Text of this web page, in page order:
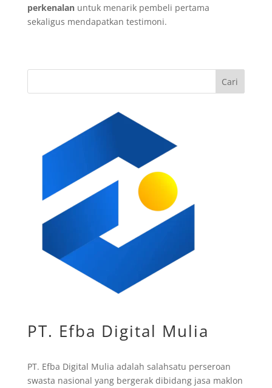
perkenalanuntuk menarik pembeli pertama
sekaligus mendapatkan testimoni.
Cari
PT. Efba Digital Mulia
PT. Efba Digital Mulia adalah salahsatu perseroan
swasta nasional yang bergerak dibidang jasa maklon